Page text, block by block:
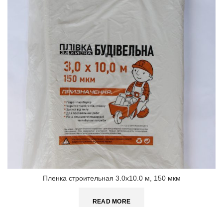
Пленка строительная 3.0х10.0 м, 150 мкм
READ MORE